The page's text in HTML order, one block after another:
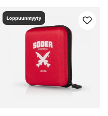
Loppuunmyyty